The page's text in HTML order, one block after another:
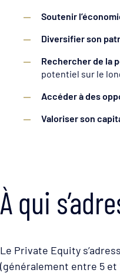
Soutenir
Diversifier son
Rechercher de la
potentiel sur le
Accéder à des
Valoriser son
À qui
Le Private Equity
(généralement entre 5 et